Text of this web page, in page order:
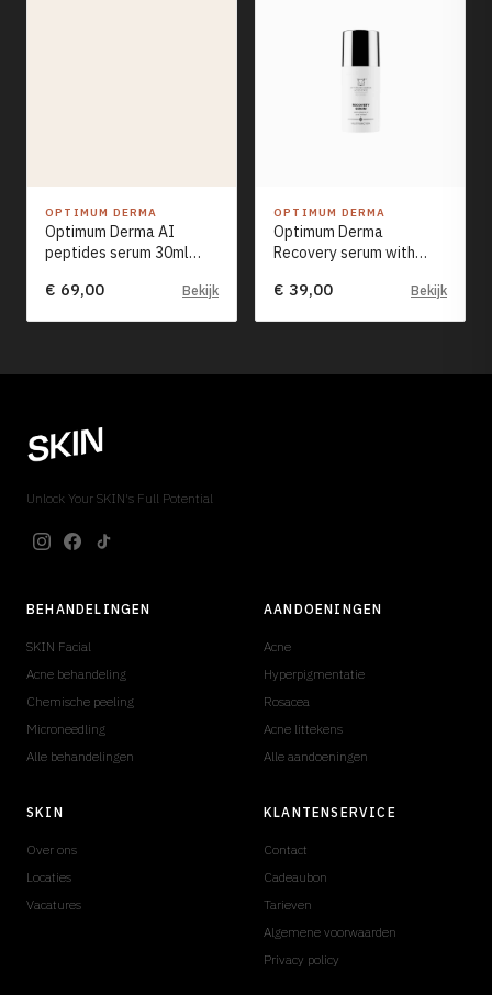
OPTIMUM DERMA
Optimum Derma AI
peptides serum 30ml
€ 69,00 Bekijk
OPTIMUM DERMA
Optimum Derma
Recovery serum with
30ml
€ 39,00 Bekijk
Unlock Your SKIN's Full Potential
BEHANDELINGEN
SKIN Facial
Acne behandeling
Chemische peeling
Microneedling
Alle behandelingen
AANDOENINGEN
Acne
Hyperpigmentatie
Rosacea
Acne littekens
Alle aandoeningen
SKIN
Over ons
Locaties
Vacatures
KLANTENSERVICE
Contact
Cadeaubon
Tarieven
Algemene voorwaarden
Privacy policy